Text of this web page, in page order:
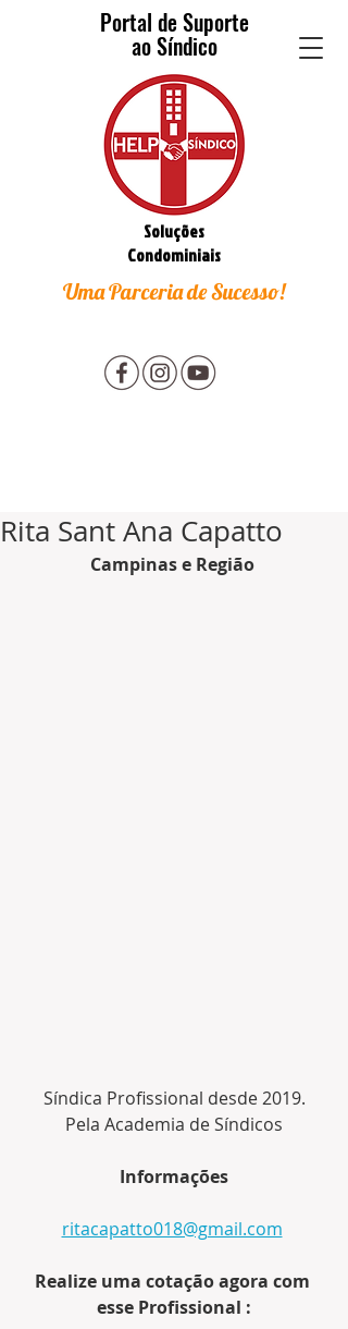
Portal de Suporte
ao Síndico
Soluções
Condominiais
Uma Parceria de Sucesso!
Rita Sant Ana Capatto
Campinas e Região
Síndica Profissional desde 2019.
Pela Academia de Síndicos
Informações
ritacapatto018@gmail.com
Realize uma cotação agora com
esse Profissional :